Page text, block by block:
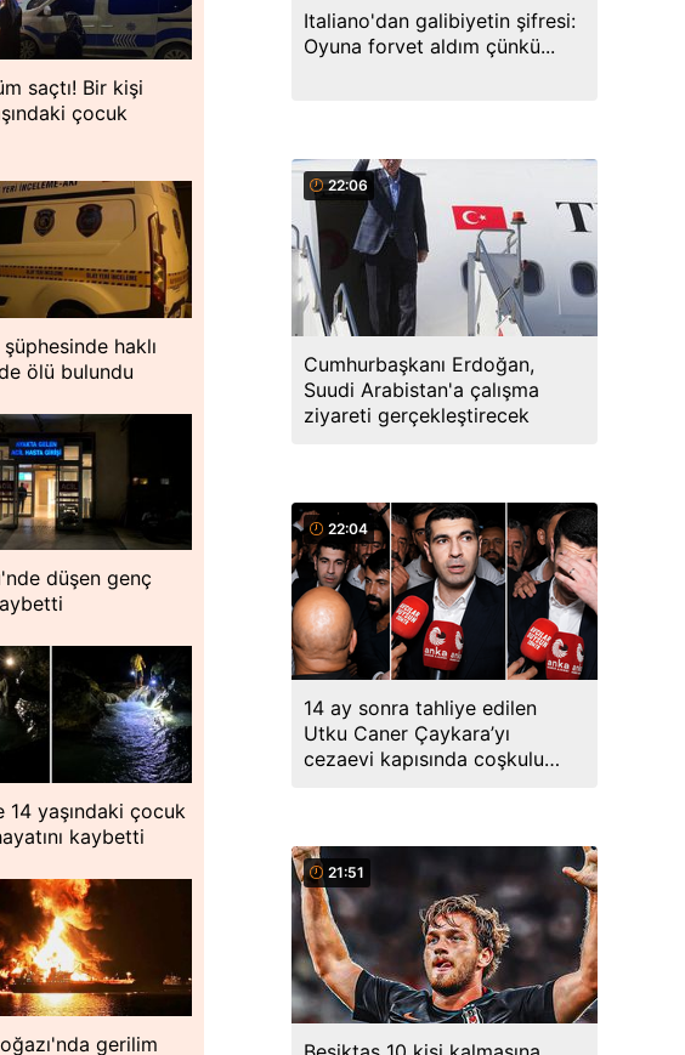
saçtı! Bir kişi
çocuk
şüphesinde haklı
ölü bulundu
düşen genç
14 yaşındaki çocuk
kaybetti
gerilim
Italiano'dan galibiyetin şifresi:
Oyuna forvet aldım çünkü...
22:06
Cumhurbaşkanı Erdoğan,
Suudi Arabistan'a çalışma
ziyareti gerçekleştirecek
22:04
14 ay sonra tahliye edilen
Utku Caner Çaykara’yı
cezaevi kapısında coşkulu
21:51